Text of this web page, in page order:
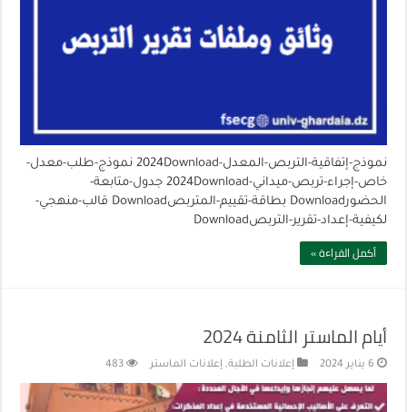
نموذج-إتفاقية-التربص-المعدل-2024Download نموذج-طلب-معدل-
خاص-إجراء-تربص-ميداني-2024Download جدول-متابعة-
الحضورDownload بطاقة-تقييم-المتربصDownload قالب-منهجي-
لكيفية-إعداد-تقرير-التربصDownload
أكمل القراءة »
أيام الماستر الثامنة 2024
6 يناير 2024 إعلانات الطلبة, إعلانات الماستر 483